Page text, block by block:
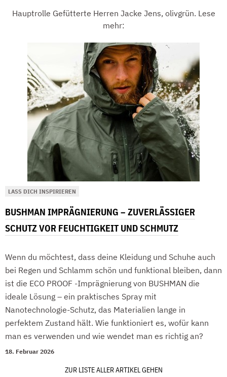
Hauptrolle Gefütterte Herren Jacke Jens, olivgrün. Lese
mehr:
LASS DICH INSPIRIEREN
BUSHMAN IMPRÄGNIERUNG – ZUVERLÄSSIGER
SCHUTZ VOR FEUCHTIGKEIT UND SCHMUTZ
Wenn du möchtest, dass deine Kleidung und Schuhe auch
bei Regen und Schlamm schön und funktional bleiben, dann
ist die ECO PROOF -Imprägnierung von BUSHMAN die
ideale Lösung – ein praktisches Spray mit
Nanotechnologie-Schutz, das Materialien lange in
perfektem Zustand hält. Wie funktioniert es, wofür kann
man es verwenden und wie wendet man es richtig an?
18. Februar 2026
ZUR LISTE ALLER ARTIKEL GEHEN